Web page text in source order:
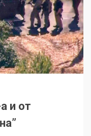
и от